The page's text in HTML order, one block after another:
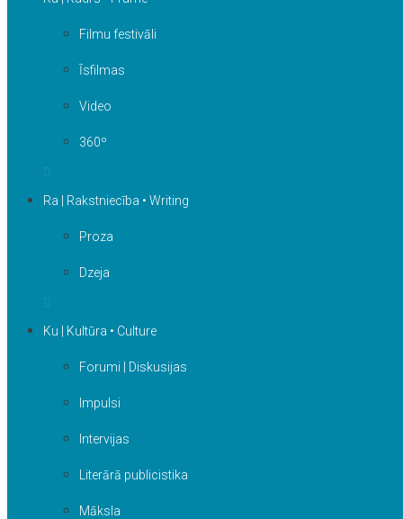
Filmu festivāli
Īsfilmas
Video
360º
Ra | Rakstniecība • Writing
Proza
Dzeja
Ku | Kultūra • Culture
Forumi | Diskusijas
Impulsi
Intervijas
Literārā publicistika
Māksla